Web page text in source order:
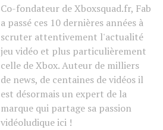
Co-fondateur de Xboxsquad.fr, Fab
a passé ces 10 dernières années à
scruter attentivement l'actualité
jeu vidéo et plus particulièrement
celle de Xbox. Auteur de milliers
de news, de centaines de vidéos il
est désormais un expert de la
marque qui partage sa passion
vidéoludique ici !